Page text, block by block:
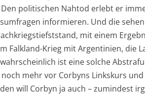
politischen Nahtod erlebt er
informieren. Und die
mit einem
Falkland-Krieg mit Argentinien, die
ist eine solche
mehr vor Corbyns Linkskurs
will Corbyn ja auch – zumindest